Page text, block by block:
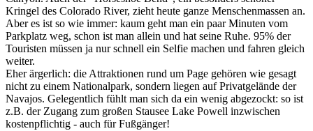
Kringel des Colorado River, zieht heute ganze Menschenmassen an.
Aber es ist so wie immer: kaum geht man ein paar Minuten vom
Parkplatz weg, schon ist man allein und hat seine Ruhe. 95% der
Touristen müssen ja nur schnell ein Selfie machen und fahren gleich
weiter.
Eher ärgerlich: die Attraktionen rund um Page gehören wie gesagt
nicht zu einem Nationalpark, sondern liegen auf Privatgelände der
Navajos. Gelegentlich fühlt man sich da ein wenig abgezockt: so ist
z.B. der Zugang zum großen Stausee Lake Powell inzwischen
kostenpflichtig - auch für Fußgänger!